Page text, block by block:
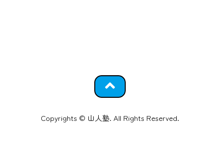
Copyrights © 山人塾. All Rights Reserved.